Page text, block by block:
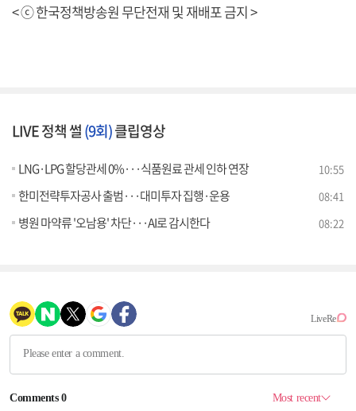
< ⓒ 한국정책방송원 무단전재 및 재배포 금지 >
LIVE 정책 썰(9회)클립영상
LNG·LPG 할당관세 0%···식품원료 관세 인하 연장 10:55
한미전략투자공사 출범···대미투자 집행·운용 08:41
병원 마약류 '오남용' 차단···AI로 감시한다 08:22